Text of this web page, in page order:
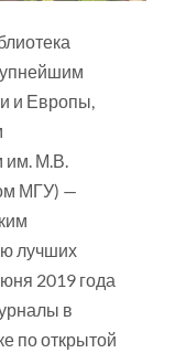
и Европы,
им. М.В.
МГУ) —
лучших
2019 года
в
по открытой